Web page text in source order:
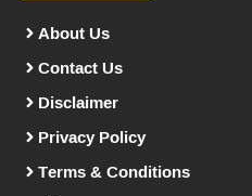
About Us
Contact Us
Disclaimer
Privacy Policy
Terms & Conditions